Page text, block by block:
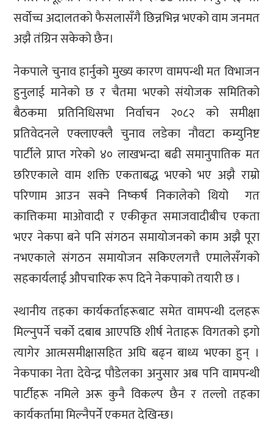
सर्वोच्च अदालतको फैसलासँगै छिन्नभिन्न भएको वाम जनमत
अझै तंग्रिन सकेको छैन।
नेकपाले चुनाव हार्नुको मुख्य कारण वामपन्थी मत विभाजन
हुनुलाई मानेको छ र चैतमा भएको संयोजक समितिको
बैठकमा प्रतिनिधिसभा निर्वाचन २०८२ को समीक्षा
प्रतिवेदनले एक्लाएक्लै चुनाव लडेका नौवटा कम्युनिष्ट
पार्टीले प्राप्त गरेको ४० लाखभन्दा बढी समानुपातिक मत
छरिएकाले वाम शक्ति एकताबद्ध भएको भए अझै राम्रो
परिणाम आउन सक्ने निष्कर्ष निकालेको थियो गत
कात्तिकमा माओवादी र एकीकृत समाजवादीबीच एकता
भएर नेकपा बने पनि संगठन समायोजनको काम अझै पूरा
नभएकाले संगठन समायोजन सकिएलगत्तै एमालेसँगको
सहकार्यलाई औपचारिक रूप दिने नेकपाको तयारी छ ।
स्थानीय तहका कार्यकर्ताहरूबाट समेत वामपन्थी दलहरू
मिल्नुपर्ने चर्को दबाब आएपछि शीर्ष नेताहरू विगतको इगो
त्यागेर आत्मसमीक्षासहित अघि बढ्न बाध्य भएका हुन् ।
नेकपाका नेता देवेन्द्र पौडेलका अनुसार अब पनि वामपन्थी
पार्टीहरू नमिले अरू कुनै विकल्प छैन र तल्लो तहका
कार्यकर्तामा मिल्नैपर्ने एकमत देखिन्छ।